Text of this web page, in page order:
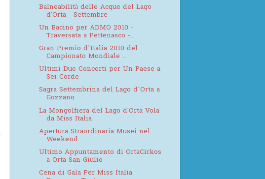
Balneabilità delle Acque del Lago
d'Orta - Settembre
Un Bacino per ADMO 2010 -
Traversata a Pettenasco -...
Gran Premio d’Italia 2010 del
Campionato Mondiale ...
Ultimi Due Concerti per Un Paese a
Sei Corde
Sagra Settembrina del Lago d’Orta a
Gozzano
La Mongolfiera del Lago d'Orta Vola
da Miss Italia
Apertura Straordinaria Musei nel
Weekend
Ultimo Appuntamento di OrtaCirkos
a Orta San Giulio
Cena di Gala Per Miss Italia